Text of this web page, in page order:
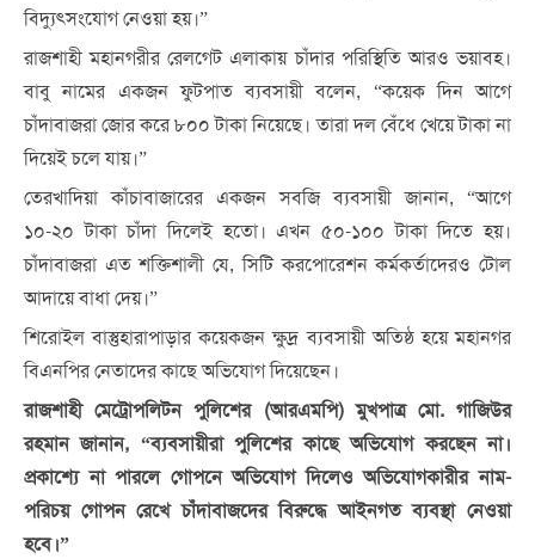
বিদ্যুত্সংযোগ নেওয়া হয়।”
রাজশাহী মহানগরীর রেলগেট এলাকায় চাঁদার পরিস্থিতি আরও ভয়াবহ।
বাবু নামের একজন ফুটপাত ব্যবসায়ী বলেন, “কয়েক দিন আগে
চাঁদাবাজরা জোর করে ৮০০ টাকা নিয়েছে। তারা দল বেঁধে খেয়ে টাকা না
দিয়েই চলে যায়।”
তেরখাদিয়া কাঁচাবাজারের একজন সবজি ব্যবসায়ী জানান, “আগে
১০-২০ টাকা চাঁদা দিলেই হতো। এখন ৫০-১০০ টাকা দিতে হয়।
চাঁদাবাজরা এত শক্তিশালী যে, সিটি করপোরেশন কর্মকর্তাদেরও টোল
আদায়ে বাধা দেয়।”
শিরোইল বাস্তুহারাপাড়ার কয়েকজন ক্ষুদ্র ব্যবসায়ী অতিষ্ঠ হয়ে মহানগর
বিএনপির নেতাদের কাছে অভিযোগ দিয়েছেন।
রাজশাহী মেট্রোপলিটন পুলিশের (আরএমপি) মুখপাত্র মো. গাজিউর
রহমান জানান, “ব্যবসায়ীরা পুলিশের কাছে অভিযোগ করছেন না।
প্রকাশ্যে না পারলে গোপনে অভিযোগ দিলেও অভিযোগকারীর নাম-
পরিচয় গোপন রেখে চাঁদাবাজদের বিরুদ্ধে আইনগত ব্যবস্থা নেওয়া
হবে।”